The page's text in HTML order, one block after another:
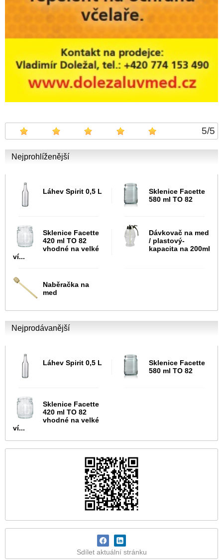
5/5
Nejprohlíženější
Láhev Spirit 0,5 L
Sklenice Facette
580 ml TO 82
Sklenice Facette
420 ml TO 82
vhodné na velké
ví...
Dávkovač na med
/ plastový-
kapacita na 200ml
Naběračka na
med
Nejprodávanější
Láhev Spirit 0,5 L
Sklenice Facette
580 ml TO 82
Sklenice Facette
420 ml TO 82
vhodné na velké
ví...
Sdílet aktuální stránku